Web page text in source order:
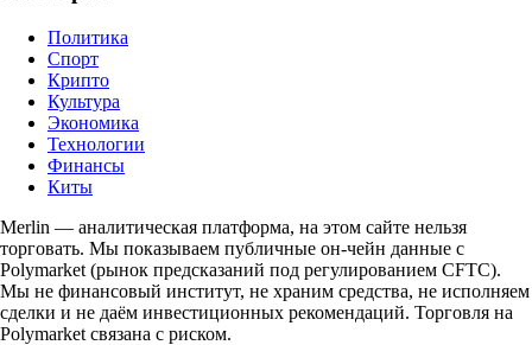
Политика
Спорт
Крипто
Культура
Экономика
Технологии
Финансы
Киты
Merlin — аналитическая платформа, на этом сайте нельзя
торговать. Мы показываем публичные он-чейн данные с
Polymarket (рынок предсказаний под регулированием CFTC).
Мы не финансовый институт, не храним средства, не исполняем
сделки и не даём инвестиционных рекомендаций. Торговля на
Polymarket связана с риском.